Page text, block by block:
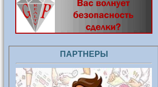
ПАРТНЕРЫ